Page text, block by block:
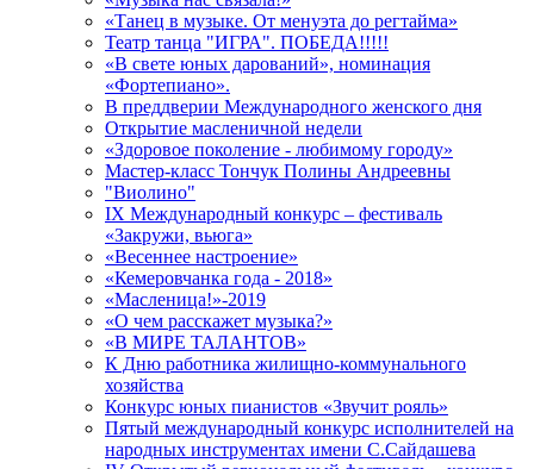
«Танец в музыке. От менуэта до регтайма»
Театр танца "ИГРА". ПОБЕДА!!!!!
«В свете юных дарований», номинация
«Фортепиано».
В преддверии Международного женского дня
Открытие масленичной недели
«Здоровое поколение - любимому городу»
Мастер-класс Тончук Полины Андреевны
"Виолино"
IX Международный конкурс – фестиваль
«Закружи, вьюга»
«Весеннее настроение»
«Кемеровчанка года - 2018»
«Масленица!»-2019
«О чем расскажет музыка?»
«В МИРЕ ТАЛАНТОВ»
К Дню работника жилищно-коммунального
хозяйства
Конкурс юных пианистов «Звучит рояль»
Пятый международный конкурс исполнителей на
народных инструментах имени С.Сайдашева